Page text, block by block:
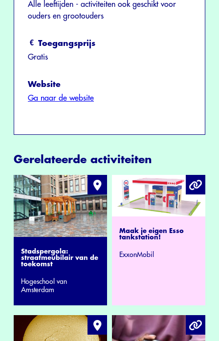
Alle leeftijden - activiteiten ook geschikt voor
ouders en grootouders
Toegangsprijs
Gratis
Website
Ga naar de website
Gerelateerde activiteiten
Stadspergola:
straatmeubilair van de
toekomst
Hogeschool van
Amsterdam
Maak je eigen Esso
tankstation!
ExxonMobil